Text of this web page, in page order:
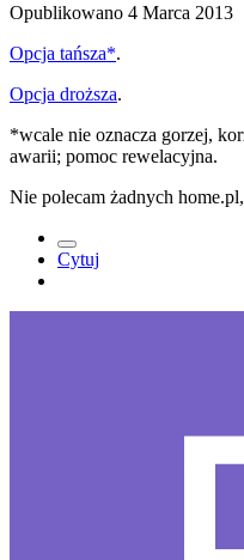
Opublikowano 4 Marca 2013
Opcja tańsza*.
Opcja droższa.
*wcale nie oznacza gorzej,
awarii; pomoc rewelacyjna.
Nie polecam żadnych
Cytuj